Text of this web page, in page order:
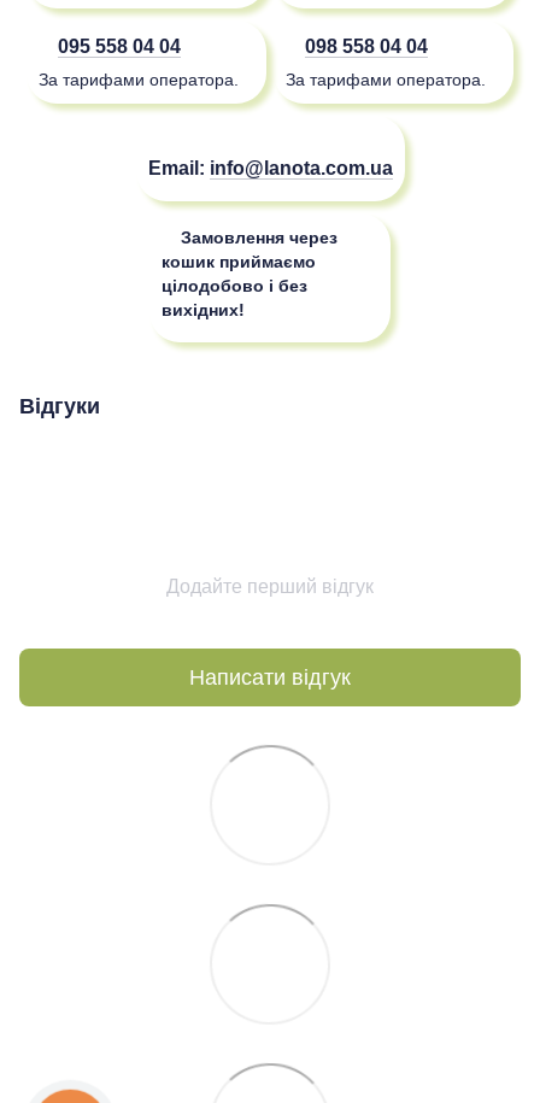
095 558 04 04
За тарифами оператора.
098 558 04 04
За тарифами оператора.
Email: info@lanota.com.ua
Замовлення через
кошик приймаємо
цілодобово і без
вихідних!
Відгуки
Додайте перший відгук
Написати відгук